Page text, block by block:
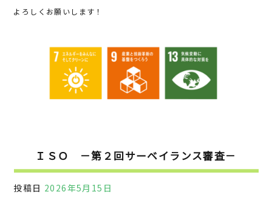
よろしくお願いします！
ＩＳＯ －第２回サーベイランス審査－
投稿日 2026年5月15日